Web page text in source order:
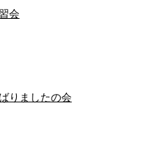
会
りましたの会